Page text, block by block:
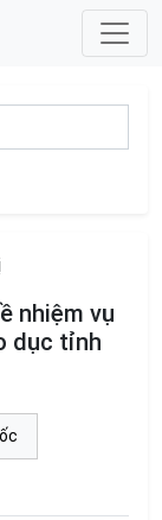
nhiệm vụ
dục tỉnh